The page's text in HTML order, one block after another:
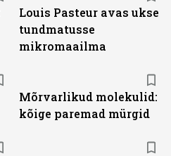
Louis Pasteur avas ukse
tundmatusse
mikromaailma
Mõrvarlikud molekulid:
kõige paremad mürgid